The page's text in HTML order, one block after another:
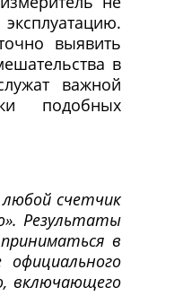
выявить
в
важной
подобных
счетчик
Результаты
в
включающего